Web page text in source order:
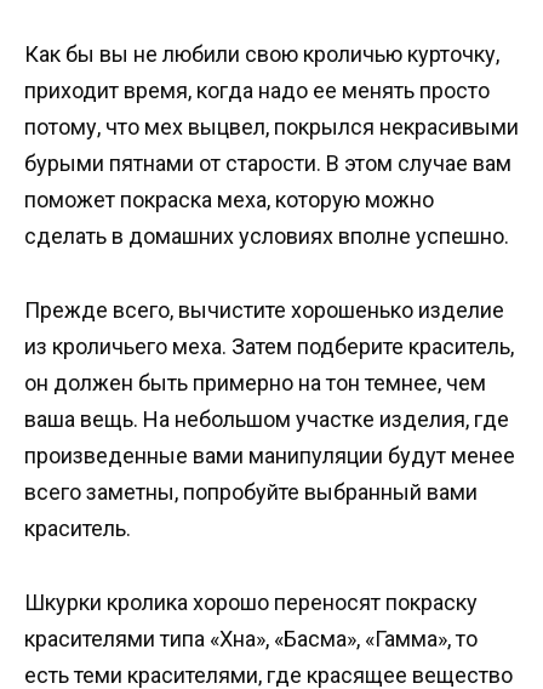
Как бы вы не любили свою кроличью курточку,
приходит время, когда надо ее менять просто
потому, что мех выцвел, покрылся некрасивыми
бурыми пятнами от старости. В этом случае вам
поможет покраска меха, которую можно
сделать в домашних условиях вполне успешно.
Прежде всего, вычистите хорошенько изделие
из кроличьего меха. Затем подберите краситель,
он должен быть примерно на тон темнее, чем
ваша вещь. На небольшом участке изделия, где
произведенные вами манипуляции будут менее
всего заметны, попробуйте выбранный вами
краситель.
Шкурки кролика хорошо переносят покраску
красителями типа «Хна», «Басма», «Гамма», то
есть теми красителями, где красящее вещество